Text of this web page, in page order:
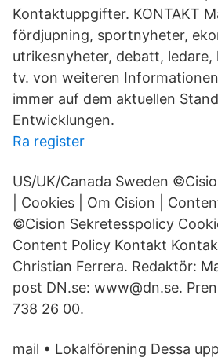
Kontaktuppgifter. KONTAKT
fördjupning, sportnyheter,
utrikesnyheter, debatt,
tv. von weiteren
immer auf dem aktuellen
Entwicklungen.
Ra register
US/UK/Canada Sweden
| Cookies | Om Cision |
©Cision Sekretesspolicy
Content Policy Kontakt
Christian Ferrera. Redaktör:
post DN.se: www@dn.se.
738 26 00.
mail • Lokalförening Dessa